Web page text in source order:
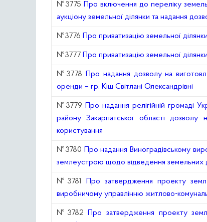
№3775
Про включення до переліку
аукціону земельної ділянки та надання
№3776 Про приватизацію земельної
№3777 Про приватизацію земельної
№3778
Про надання дозволу на
оренди – гр. Кіш Світлані Олександрівні
№3779
Про надання релігійній громаді
району Закарпатської області
користування
№3780
Про надання Виноградівському
землеустрою щодо відведення земельних
№3781
Про затвердження проекту
виробничому управлінню житлово-
№3782
Про затвердження проекту